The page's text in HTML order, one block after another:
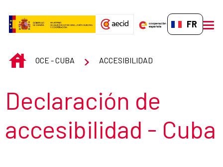
FR-FR
INICIOOCE - CUBA ACCESIBILIDAD
Título de la sección
Declaración de
accesibilidad - Cuba